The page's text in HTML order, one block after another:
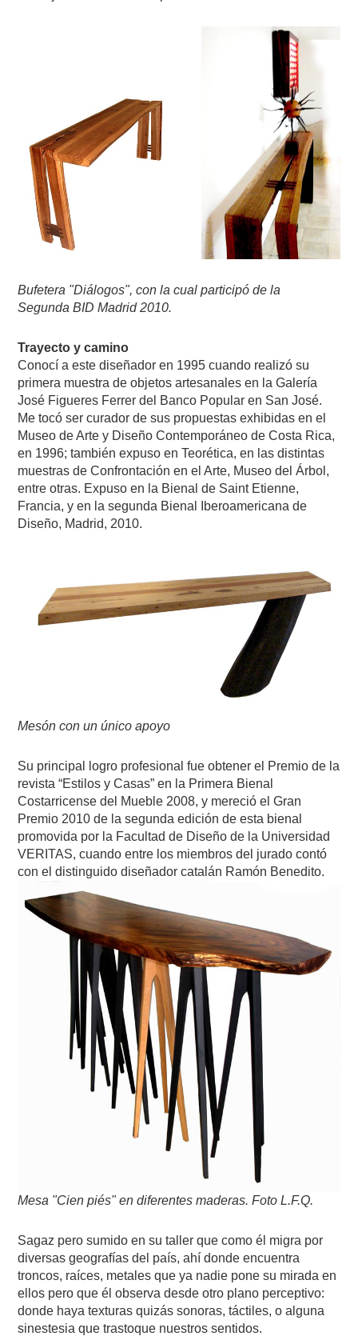
Bufetera "Diálogos", con la cual participó de la
Segunda BID Madrid 2010.
Trayecto y camino
Conocí a este diseñador en 1995 cuando realizó su
primera muestra de objetos artesanales en la Galería
José Figueres Ferrer del Banco Popular en San José.
Me tocó ser curador de sus propuestas exhibidas en el
Museo de Arte y Diseño Contemporáneo de Costa Rica,
en 1996; también expuso en Teorética, en las distintas
muestras de Confrontación en el Arte, Museo del Árbol,
entre otras. Expuso en la Bienal de Saint Etienne,
Francia, y en la segunda Bienal Iberoamericana de
Diseño, Madrid, 2010.
Mesón con un único apoyo
Su principal logro profesional fue obtener el Premio de la
revista “Estilos y Casas” en la Primera Bienal
Costarricense del Mueble 2008, y mereció el Gran
Premio 2010 de la segunda edición de esta bienal
promovida por la Facultad de Diseño de la Universidad
VERITAS, cuando entre los miembros del jurado contó
con el distinguido diseñador catalán Ramón Benedito.
Mesa "Cien piés" en diferentes maderas. Foto L.F.Q.
Sagaz pero sumido en su taller que como él migra por
diversas geografías del país, ahí donde encuentra
troncos, raíces, metales que ya nadie pone su mirada en
ellos pero que él observa desde otro plano perceptivo:
donde haya texturas quizás sonoras, táctiles, o alguna
sinestesia que trastoque nuestros sentidos.